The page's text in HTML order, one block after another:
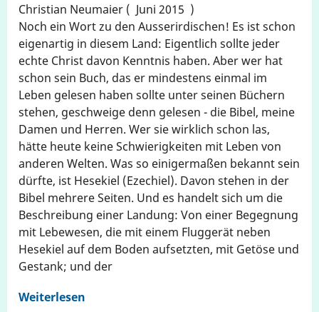
Christian Neumaier
Juni 2015
Noch ein Wort zu den Ausserirdischen! Es ist schon
eigenartig in diesem Land: Eigentlich sollte jeder
echte Christ davon Kenntnis haben. Aber wer hat
schon sein Buch, das er mindestens einmal im
Leben gelesen haben sollte unter seinen Büchern
stehen, geschweige denn gelesen - die Bibel, meine
Damen und Herren. Wer sie wirklich schon las,
hätte heute keine Schwierigkeiten mit Leben von
anderen Welten. Was so einigermaßen bekannt sein
dürfte, ist Hesekiel (Ezechiel). Davon stehen in der
Bibel mehrere Seiten. Und es handelt sich um die
Beschreibung einer Landung: Von einer Begegnung
mit Lebewesen, die mit einem Fluggerät neben
Hesekiel auf dem Boden aufsetzten, mit Getöse und
Gestank; und der
Weiterlesen